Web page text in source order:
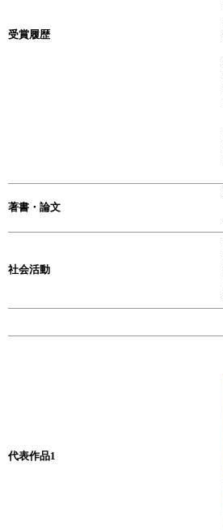
受賞履歴
著書・論文
社会活動
代表作品1